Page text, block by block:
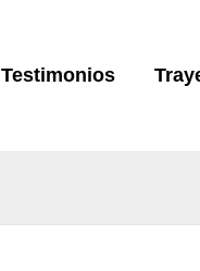
Testimonios